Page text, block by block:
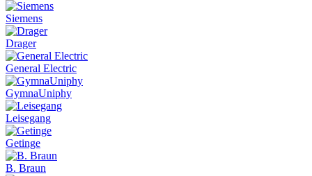
Siemens
Drager
General Electric
GymnaUniphy
Leisegang
Getinge
B. Braun